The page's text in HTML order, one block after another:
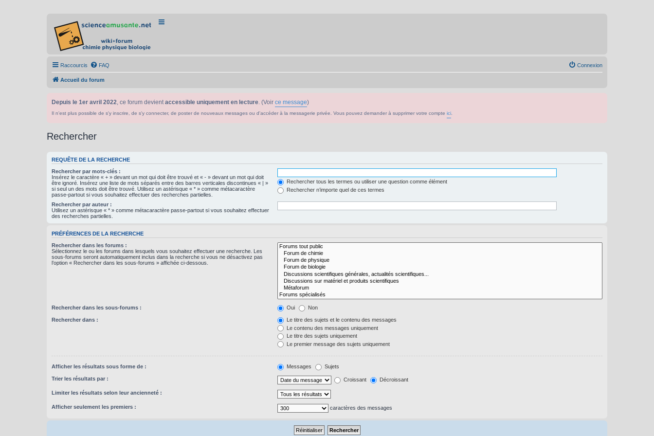
Raccourcis FAQ Connexion
Accueil du forum
Depuis le 1er avril 2022, ce forum devientaccessible uniquement en lecture. (Voir ce message)
Il n'est plus possible de s'y inscrire, de s'y connecter, de poster de nouveaux messages ou d'accéder à la messagerie privée. Vous pouvez demander à supprimer votre compte ici
Rechercher
REQUÊTE DE LA RECHERCHE
Rechercher par mots-clés :
Insérez le caractère « + » devant un mot qui doit être trouvé et « - » devant un mot qui doit
être ignoré. Insérez une liste de mots séparés entre des barres verticales discontinues « | »
si seul un des mots doit être trouvé. Utilisez un astérisque « * » comme métacaractère
passe-partout si vous souhaitez effectuer des recherches partielles.
Rechercher tous les termes ou utiliser une question comme élément
Rechercher n’importe quel de ces termes
Rechercher par auteur :
Utilisez un astérisque « * » comme métacaractère passe-partout si vous souhaitez effectuer
des recherches partielles.
PRÉFÉRENCES DE LA RECHERCHE
Rechercher dans les forums :
Sélectionnez le ou les forums dans lesquels vous souhaitez effectuer une recherche. Les
sous-forums seront automatiquement inclus dans la recherche si vous ne désactivez pas
l’option « Rechercher dans les sous-forums » affichée ci-dessous.
Rechercher dans les sous-forums : Oui Non
Rechercher dans :
Le titre des sujets et le contenu des messages
Le contenu des messages uniquement
Le titre des sujets uniquement
Le premier message des sujets uniquement
Afficher les résultats sous forme de : Messages Sujets
Trier les résultats par : Croissant Décroissant
Limiter les résultats selon leur ancienneté :
Afficher seulement les premiers : caractères des messages